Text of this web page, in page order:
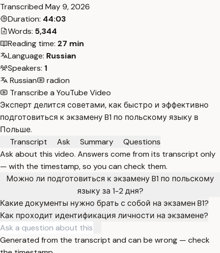
Transcribed May 9, 2026
Duration: 44:03
Words: 5,344
Reading time: 27 min
Language: Russian
Speakers: 1
Russian
radion
Transcribe a YouTube Video
Эксперт делится советами, как быстро и эффективно
подготовиться к экзамену B1 по польскому языку в
Польше.
Transcript
Ask Summary
Questions
Ask about this video. Answers come from its transcript only
— with the timestamp, so you can check them.
Можно ли подготовиться к экзамену B1 по польскому
языку за 1-2 дня?
Какие документы нужно брать с собой на экзамен B1?
Как проходит идентификация личности на экзамене?
Generated from the transcript and can be wrong — check